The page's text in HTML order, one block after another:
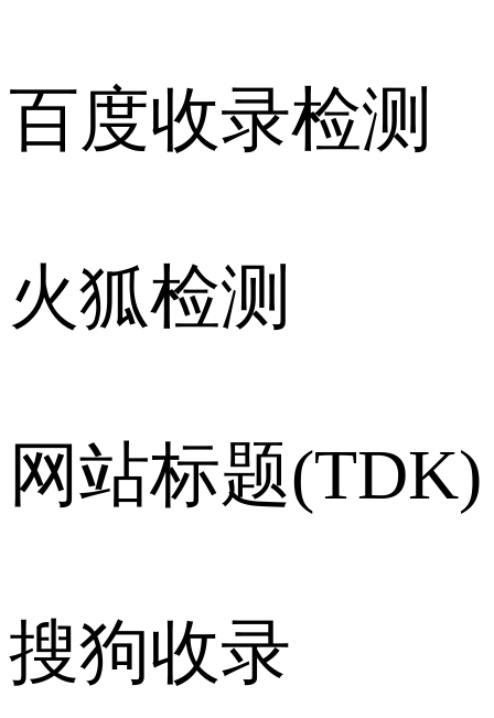
百度收录检测
火狐检测
网站标题(TDK)
搜狗收录